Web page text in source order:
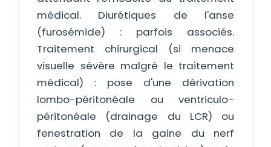
médical. Diurétiques de l'anse
(furosémide) : parfois associés.
Traitement chirurgical (si menace
visuelle sévère malgré le traitement
médical) : pose d'une dérivation
lombo-péritonéale ou ventriculo-
péritonéale (drainage du LCR) ou
fenestration de la gaine du nerf